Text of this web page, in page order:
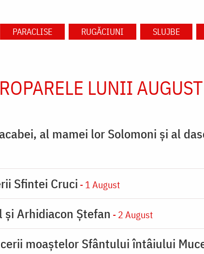
PARACLISE RUGĂCIUNI SLUJBE
LUNII AUGUST
al mamei lor Solomoni şi al
Sfintei Cruci - 1 August
Arhidiacon Ștefan - 2 August
moaştelor Sfântului întâiului